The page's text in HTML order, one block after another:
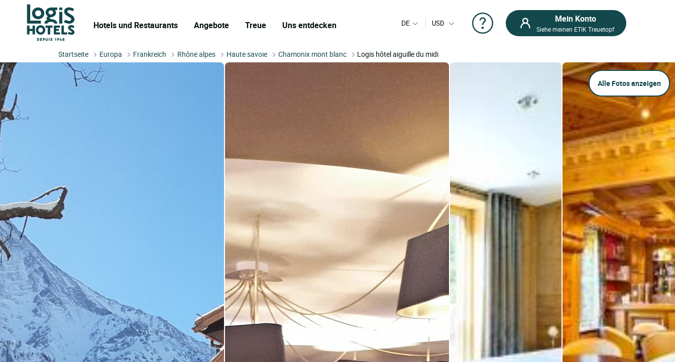
Hotels und Restaurants Angebote Treue Uns entdecken DE USD Mein Konto
Siehe meinen ETIK Treuetopf
Startseite Europa Frankreich Rhône alpes Haute savoie Chamonix mont blanc Logis hôtel aiguille du midi
Alle Fotos anzeigen